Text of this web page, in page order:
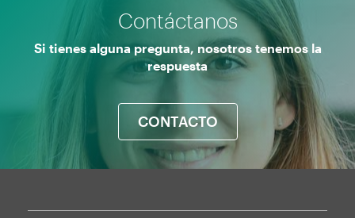
Contáctanos
Si tienes alguna pregunta, nosotros tenemos la
respuesta
CONTACTO